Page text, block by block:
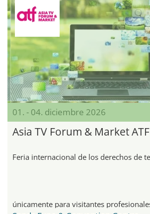
01. - 04. diciembre 2026
Asia TV Forum & Market ATF
Feria internacional de los derechos de
únicamente para visitantes